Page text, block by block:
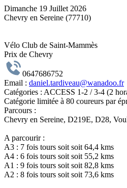
Dimanche 19 Juillet 2026
Chevry en Sereine (77710)
Vélo Club de Saint-Mammès
Prix de Chevry
0647686752
Email : daniel.tardiveau@wanadoo.fr
Catégories : ACCESS 1-2 / 3-4 (2
Catégorie limitée à 80 coureurs par
Parcours :
Chevry en Sereine, D219E, D28,
A parcourir :
A3 : 7 fois tours soit soit 64,4 kms
A4 : 6 fois tours soit soit 55,2 kms
A1 : 9 fois tours soit soit 82,8 kms
A2 : 8 fois tours soit soit 73,6 kms